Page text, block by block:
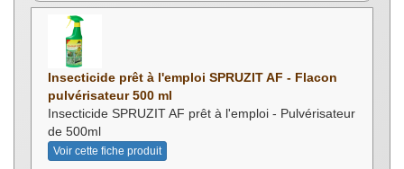
Insecticide prêt à l'emploi SPRUZIT AF - Flacon
pulvérisateur 500 ml
Insecticide SPRUZIT AF prêt à l'emploi - Pulvérisateur
de 500ml
Voir cette fiche produit